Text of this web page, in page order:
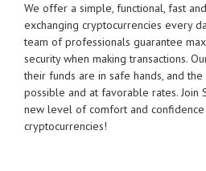
We offer a simple, functional, fast
exchanging cryptocurrencies every
team of professionals guarantee
security when making transactions.
their funds are in safe hands, and
possible and at favorable rates. Join
new level of comfort and
cryptocurrencies!